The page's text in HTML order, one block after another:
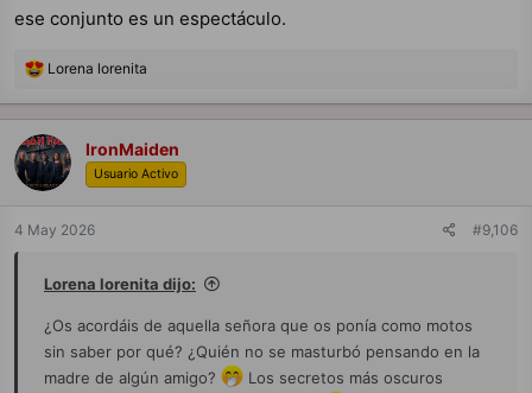
ese conjunto es un espectáculo.
R
a
c
c
i
o
s
Lorena lorenita
IronMaiden
Usuario Activo
4 May 2026 #9,106
Lorena lorenita dijo:
¿Os acordáis de aquella señora que os ponía como motos
sin saber por qué? ¿Quién no se masturbó pensando en la
madre de algún amigo?
Los secretos más oscuros